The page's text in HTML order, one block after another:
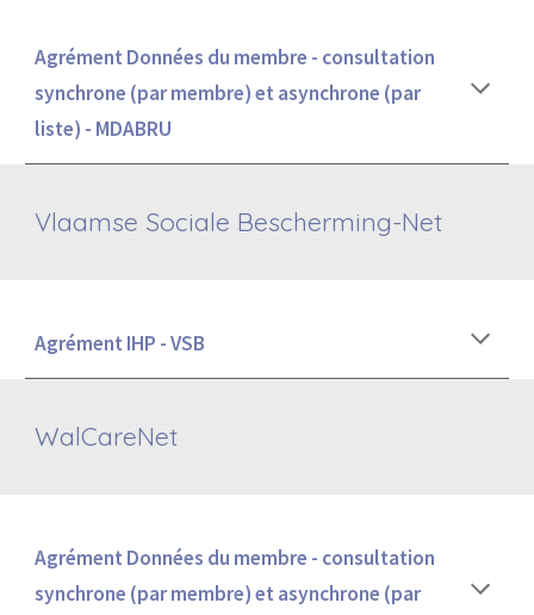
Agrément Données du membre - consultation
synchrone (par membre) et asynchrone (par
liste) - MDABRU
Vlaamse Sociale Bescherming-Net
Agrément IHP - VSB
WalCareNet
Agrément Données du membre - consultation
synchrone (par membre) et asynchrone (par